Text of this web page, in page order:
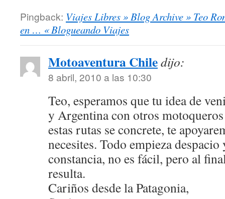
Pingback: Viajes Libres » Blog Archive » Teo
en … « Blogueando Viajes
Motoaventura Chiledijo:
8 abril, 2010 a las 10:30
Teo, esperamos que tu idea de
y Argentina con otros
estas rutas se concrete, te
necesites. Todo empieza
constancia, no es fácil, pero al
resulta.
Cariños desde la Patagonia,